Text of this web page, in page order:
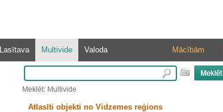
Lasītava Multivide Valoda Mācībām
Meklēt: Multivide
Atlasīti objekti no Vidzemes reģions